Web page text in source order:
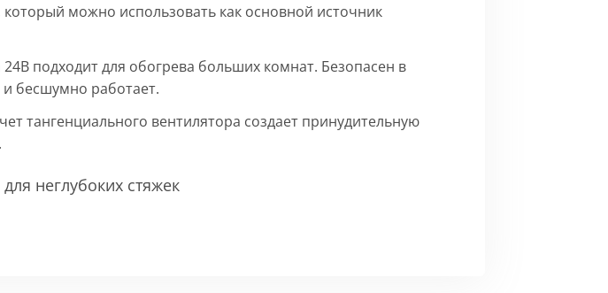
можно использовать как основной источник
подходит для обогрева больших комнат. Безопасен в
и бесшумно работает.
тангенциального вентилятора создает принудительную
неглубоких стяжек